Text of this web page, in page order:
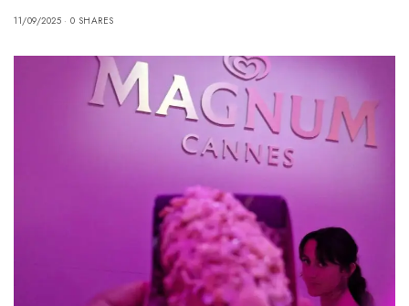
11/09/2025 0 SHARES